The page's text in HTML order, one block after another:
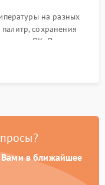
на разных
сохранения
на ПК. Проверка
качества.
Вами в ближайшее